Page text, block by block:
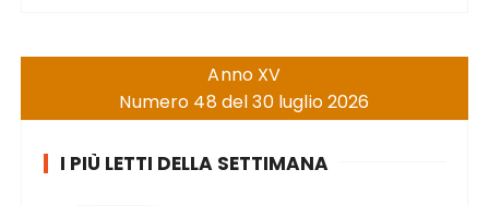
Anno XV
Numero 48 del 30 luglio 2026
I PIÙ LETTI DELLA SETTIMANA